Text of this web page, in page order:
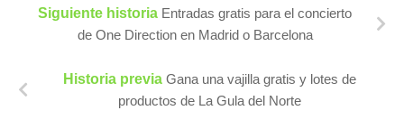
Siguiente historia Entradas gratis para el concierto
de One Direction en Madrid o Barcelona
Historia previa Gana una vajilla gratis y lotes de
productos de La Gula del Norte